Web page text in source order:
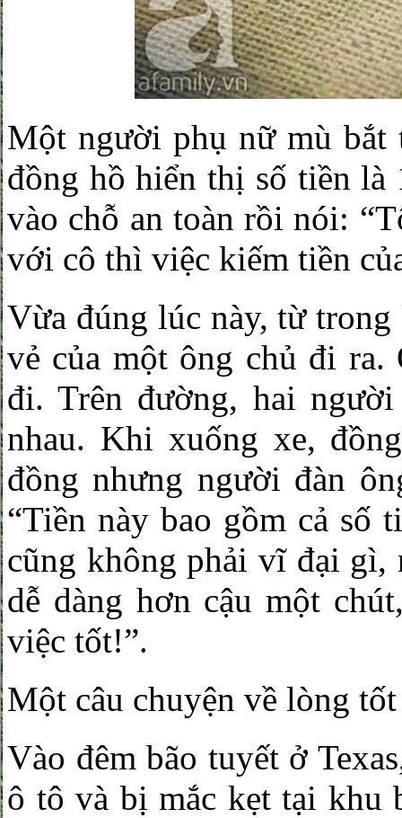
Một người phụ nữ mù
đồng hồ hiển thị số tiền là
vào chỗ an toàn rồi nói:
với cô thì việc kiếm tiền
Vừa đúng lúc này, từ
vẻ của một ông chủ đi
đi. Trên đường, hai
nhau. Khi xuống xe,
đồng nhưng người đàn
“Tiền này bao gồm cả số
cũng không phải vĩ đại gì,
dễ dàng hơn cậu một
việc tốt!”.
Một câu chuyện về lòng
Vào đêm bão tuyết ở
ô tô và bị mắc kẹt tại khu